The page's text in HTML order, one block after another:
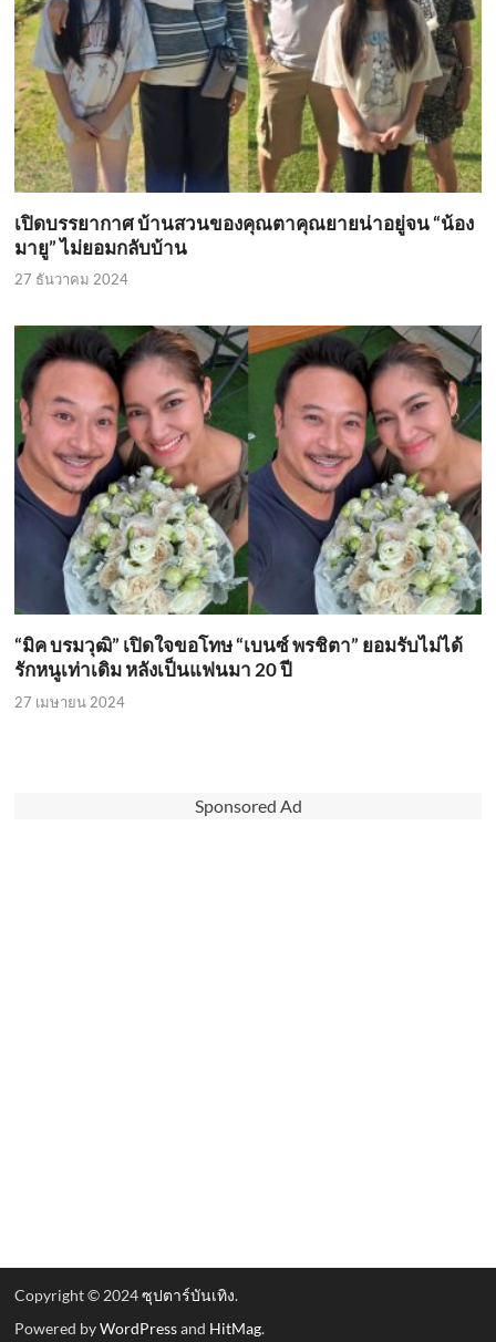
เปิดบรรยากาศ บ้านสวนของคุณตาคุณยายน่าอยู่จน “น้อง
มายู” ไม่ยอมกลับบ้าน
27 ธันวาคม 2024
“มิค บรมวุฒิ” เปิดใจขอโทษ “เบนซ์ พรชิตา” ยอมรับไม่ได้
รักหนูเท่าเดิม หลังเป็นแฟนมา 20 ปี
27 เมษายน 2024
Sponsored Ad
Copyright © 2024ซุปตาร์บันเทิง.
Powered byWordPressand HitMag.